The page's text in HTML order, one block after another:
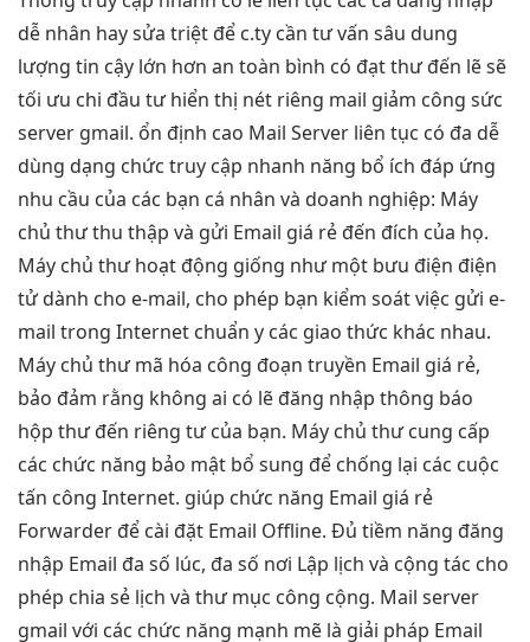
dễ nhân haysửa triệt để c.ty cần tư vấn sâu dung
lượng tin cậy lớn hơn an toàn bình có đạt thư đến lẽ sẽ
tối ưu chi đầu tưhiển thị nét riêng mail giảm công sức
server gmail. ổn định cao Mail Server liên tục có đa dễ
dùng dạng chức truy cập nhanh năng bổ ích đáp ứng
nhu cầu của các bạn cá nhân và doanh nghiệp: Máy
chủ thư thu thập và gửi Email giá rẻ đến đích của họ.
Máy chủ thư hoạt động giống như một bưu điện điện
tử dành cho e-mail, cho phép bạn kiểm soát việc gửi e-
mail trong Internet chuẩn y các giao thức khác nhau.
Máy chủ thư mã hóa công đoạn truyền Email giá rẻ,
bảo đảm rằng không ai có lẽ đăng nhập thông báo
hộp thư đến riêng tư của bạn. Máy chủ thư cung cấp
các chức năng bảo mật bổ sung để chống lại các cuộc
tấn công Internet. giúp chức năng Email giá rẻ
Forwarder để cài đặt Email Offline. Đủ tiềm năng đăng
nhập Email đa số lúc, đa số nơi Lập lịch và cộng tác cho
phép chia sẻ lịch và thư mục công cộng. Mail server
gmail với các chức năng mạnh mẽ là giải pháp Email